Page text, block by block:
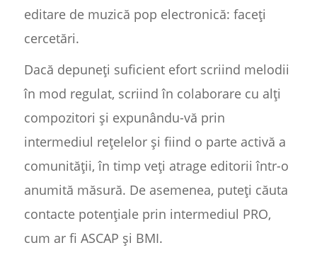
editare de muzică pop electronică: faceți
cercetări.
Dacă depuneți suficient efort scriind melodii
în mod regulat, scriind în colaborare cu alți
compozitori și expunându-vă prin
intermediul rețelelor și fiind o parte activă a
comunității, în timp veți atrage editorii într-o
anumită măsură. De asemenea, puteți căuta
contacte potențiale prin intermediul PRO,
cum ar fi ASCAP și BMI.